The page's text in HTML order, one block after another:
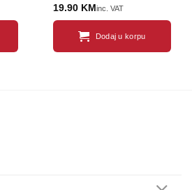
19.90 KM inc. VAT
Dodaj u korpu